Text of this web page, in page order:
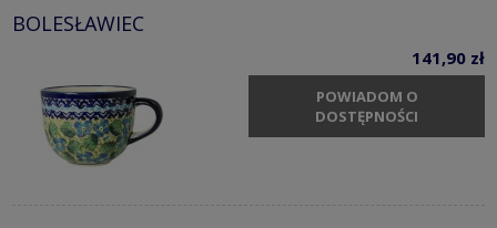
BOLESŁAWIEC
141,90 zł
POWIADOM O
DOSTĘPNOŚCI